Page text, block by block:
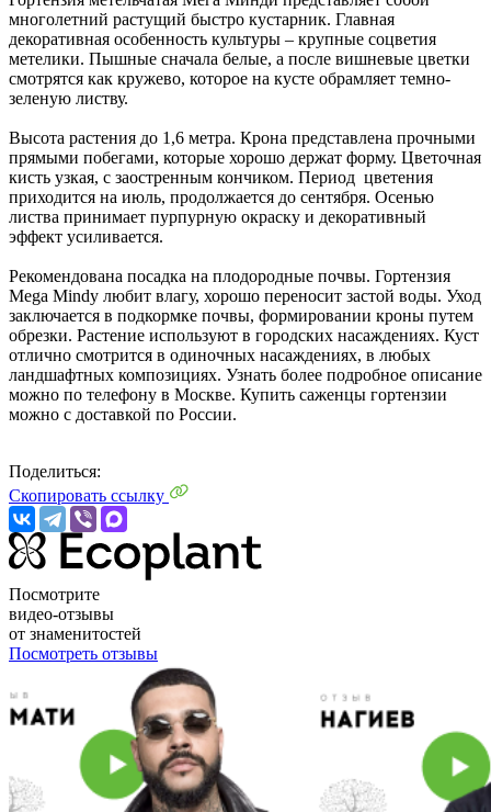
многолетний растущий быстро кустарник. Главная
декоративная особенность культуры – крупные соцветия
метелики. Пышные сначала белые, а после вишневые цветки
смотрятся как кружево, которое на кусте обрамляет темно-
зеленую листву.
Высота растения до 1,6 метра. Крона представлена прочными
прямыми побегами, которые хорошо держат форму. Цветочная
кисть узкая, с заостренным кончиком. Период цветения
приходится на июль, продолжается до сентября. Осенью
листва принимает пурпурную окраску и декоративный
эффект усиливается.
Рекомендована посадка на плодородные почвы. Гортензия
Mega Mindy любит влагу, хорошо переносит застой воды. Уход
заключается в подкормке почвы, формировании кроны путем
обрезки. Растение используют в городских насаждениях. Куст
отлично смотрится в одиночных насаждениях, в любых
ландшафтных композициях. Узнать более подробное описание
можно по телефону в Москве. Купить саженцы гортензии
можно с доставкой по России.
Поделиться:
Скопировать ссылку
Посмотрите
видео-отзывы
от знаменитостей
Посмотреть отзывы